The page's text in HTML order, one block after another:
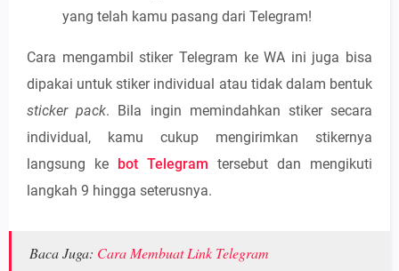
yang telah kamu pasang dari Telegram!
Cara mengambil stiker Telegram ke WA ini juga bisa
dipakai untuk stiker individual atau tidak dalam bentuk
sticker pack. Bila ingin memindahkan stiker secara
individual, kamu cukup mengirimkan stikernya
langsung ke bot Telegram tersebut dan mengikuti
langkah 9 hingga seterusnya.
Baca Juga: Cara Membuat Link Telegram